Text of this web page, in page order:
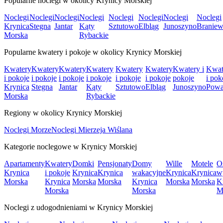
Noclegi
Krynica
Morska
Noclegi
Stegna
Noclegi
Jantar
Noclegi
Kąty
Rybackie
Noclegi
Sztutowo
Noclegi
Elbląg
Noclegi
Junoszyno
Noclegi
Popularne kwatery i pokoje w okolicy Krynicy Morskiej
Kwatery
i pokoje
Krynica
Morska
Kwatery
i pokoje
Stegna
Kwatery
i pokoje
Jantar
Kwatery
i pokoje
Kąty
Rybackie
Kwatery
i pokoje
Sztutowo
Kwatery
i pokoje
Elbląg
Kwatery i
pokoje
Junoszyno
i
Regiony w okolicy Krynicy Morskiej
Noclegi MorzeNoclegi Mierzeja Wiślana
Kategorie noclegowe w Krynicy Morskiej
Apartamenty
Krynica
Morska
Kwatery
i pokoje
Krynica
Morska
Domki
Krynica
Morska
Pensjonaty
Krynica
Morska
Domy
wakacyjne
Krynica
Morska
Wille
Krynica
Morska
Motele
Krynica
Morska
Noclegi z udogodnieniami w Krynicy Morskiej